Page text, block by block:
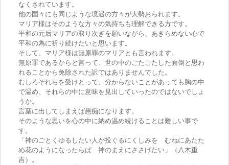
なくされています。
他の国々にも同じような境遇の方々が大勢おられます。
マリア様はそのような方々の気持ちも理解できる方です。
平和の元后マリアの取り次ぎを願いながら、あきらめない心で
平和の為に祈り続けたいと思います。
そして、マリア様は無原罪のマリアとも言われます。
無原罪であるからと言って、世の中のごたごたした面倒と思わ
れることから免除された訳ではありませんでした。
むしろそれらを受けとって、分からないことがあっても胸の中
で温め、それらの中に意味を見出していったのではないでしょ
うか。
言葉に出してしまえば愚痴になります。
そのような思いを心の中に納め温め続けることは難しい事で
す。
「神のごとくゆるしたい人が投ぐるにくしみを むねにあたた
め花のようになったらば 神のまえにささげたい」（八木重
吉）。